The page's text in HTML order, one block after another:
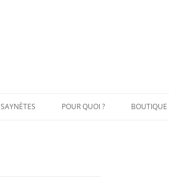
SAYNÈTES POUR QUOI ? BOUTIQUE